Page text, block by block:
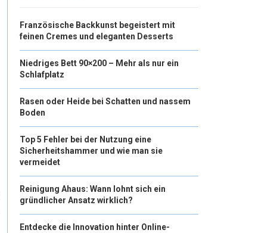
Französische Backkunst begeistert mit
feinen Cremes und eleganten Desserts
Niedriges Bett 90×200 – Mehr als nur ein
Schlafplatz
Rasen oder Heide bei Schatten und nassem
Boden
Top 5 Fehler bei der Nutzung eine
Sicherheitshammer und wie man sie
vermeidet
Reinigung Ahaus: Wann lohnt sich ein
gründlicher Ansatz wirklich?
Entdecke die Innovation hinter Online-